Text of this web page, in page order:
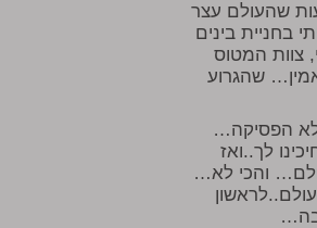
שהעולם עצר
בחניית בינים
צוות המטוס
שהגרוע
לא הפסיקה…
לך..ואז
והכי לא…